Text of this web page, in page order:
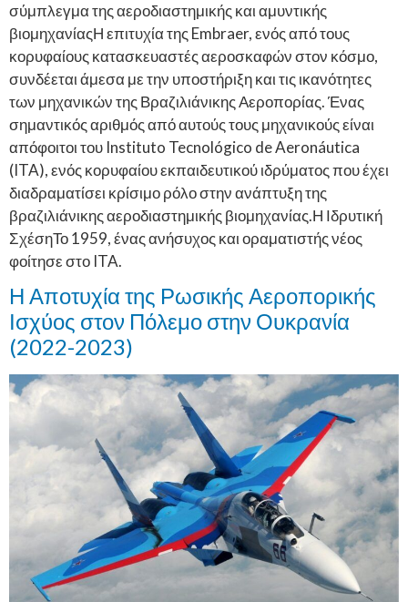
σύμπλεγμα της αεροδιαστημικής και αμυντικής
βιομηχανίαςΗ επιτυχία της Embraer, ενός από τους
κορυφαίους κατασκευαστές αεροσκαφών στον κόσμο,
συνδέεται άμεσα με την υποστήριξη και τις ικανότητες
των μηχανικών της Βραζιλιάνικης Αεροπορίας. Ένας
σημαντικός αριθμός από αυτούς τους μηχανικούς είναι
απόφοιτοι του Instituto Tecnológico de Aeronáutica
(ITA), ενός κορυφαίου εκπαιδευτικού ιδρύματος που έχει
διαδραματίσει κρίσιμο ρόλο στην ανάπτυξη της
βραζιλιάνικης αεροδιαστημικής βιομηχανίας.Η Ιδρυτική
ΣχέσηΤο 1959, ένας ανήσυχος και οραματιστής νέος
φοίτησε στο ITA.
Η Αποτυχία της Ρωσικής Αεροπορικής
Ισχύος στον Πόλεμο στην Ουκρανία
(2022-2023)